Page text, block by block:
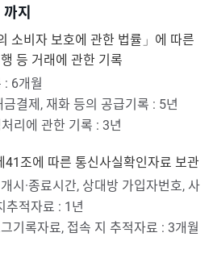
지
소비자 보호에 관한 법률」에 따른
등 거래에 관한 기록
: 6개월
결제, 재화 등의 공급기록 : 5년
리에 관한 기록 : 3년
조에 따른 통신사실확인자료 보관
시·종료시간, 상대방 가입자번호, 사
추적자료 : 1년
기록자료, 접속 지 추적자료 : 3개월